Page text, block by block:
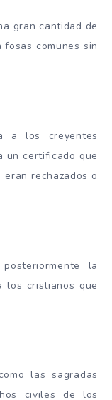
gran cantidad de
comunes sin
a los creyentes
un certificado que
rechazados o
la
los cristianos que
las sagradas
civiles de los